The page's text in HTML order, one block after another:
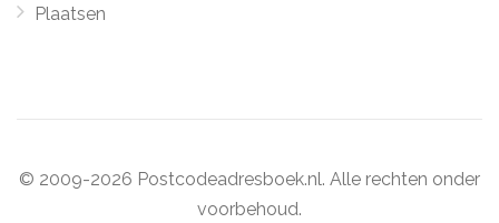
Plaatsen
© 2009-2026 Postcodeadresboek.nl. Alle rechten onder
voorbehoud.